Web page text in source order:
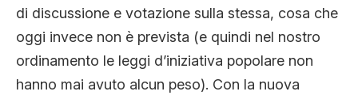
di discussione e votazione sulla stessa, cosa che
oggi invece non è prevista (e quindi nel nostro
ordinamento le leggi d’iniziativa popolare non
hanno mai avuto alcun peso). Con la nuova